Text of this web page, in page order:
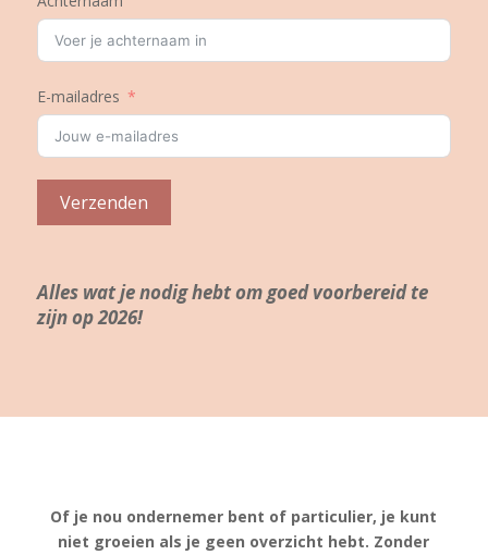
E-mailadres
Verzenden
Alles wat je nodig hebt om goed voorbereid te
zijn op 2026!
Of je nou ondernemer bent of particulier, je kunt
niet groeien als je geen overzicht hebt. Zonder